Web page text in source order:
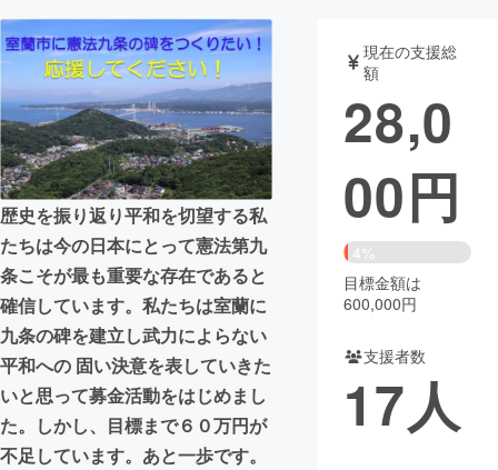
アート・写真
テクノロジー・ガジェット ゲーム・サ
映像・映画
ビジネス・起業 チャレンジ
まちづくり・地域活性化
CAMPFIRE for Social Good
CAMPFIRE Creation
CAMPFIREふるさと納税machi-ya コミュニティ
歴史を振り返り平和を切望する私
たちは今の日本にとって憲法第九
条こそが最も重要な存在であると
確信しています。私たちは室蘭に
九条の碑を建立し武力によらない
平和への 固い決意を表していきた
いと思って募金活動をはじめまし
た。しかし、目標まで６０万円が
不足しています。あと一歩です。
現在の支援総
額
28,0
00円
4%
目標金額は
600,000円
支援者数
17人